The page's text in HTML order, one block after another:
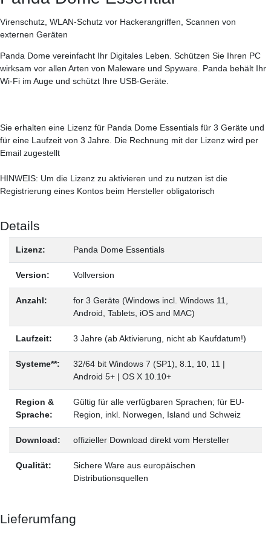
Virenschutz, WLAN-Schutz vor Hackerangriffen, Scannen von
externen Geräten
Panda Dome vereinfacht Ihr Digitales Leben. Schützen Sie Ihren PC
wirksam vor allen Arten von Maleware und Spyware. Panda behält Ihr
Wi-Fi im Auge und schützt Ihre USB-Geräte.
Sie erhalten eine Lizenz für Panda Dome Essentials für 3 Geräte und
für eine Laufzeit von 3 Jahre. Die Rechnung mit der Lizenz wird per
Email zugestellt
HINWEIS: Um die Lizenz zu aktivieren und zu nutzen ist die
Registrierung eines Kontos beim Hersteller obligatorisch
Details
Lizenz: Panda Dome Essentials
Version: Vollversion
Anzahl:
for 3 Geräte (Windows incl. Windows 11,
Android, Tablets, iOS and MAC)
Laufzeit: 3 Jahre (ab Aktivierung, nicht ab Kaufdatum!)
Systeme**:
32/64 bit Windows 7 (SP1), 8.1, 10, 11 |
Android 5+ | OS X 10.10+
Region &
Sprache:
Gültig für alle verfügbaren Sprachen; für EU-
Region, inkl. Norwegen, Island und Schweiz
Download: offizieller Download direkt vom Hersteller
Qualität:
Sichere Ware aus europäischen
Distributionsquellen
Lieferumfang